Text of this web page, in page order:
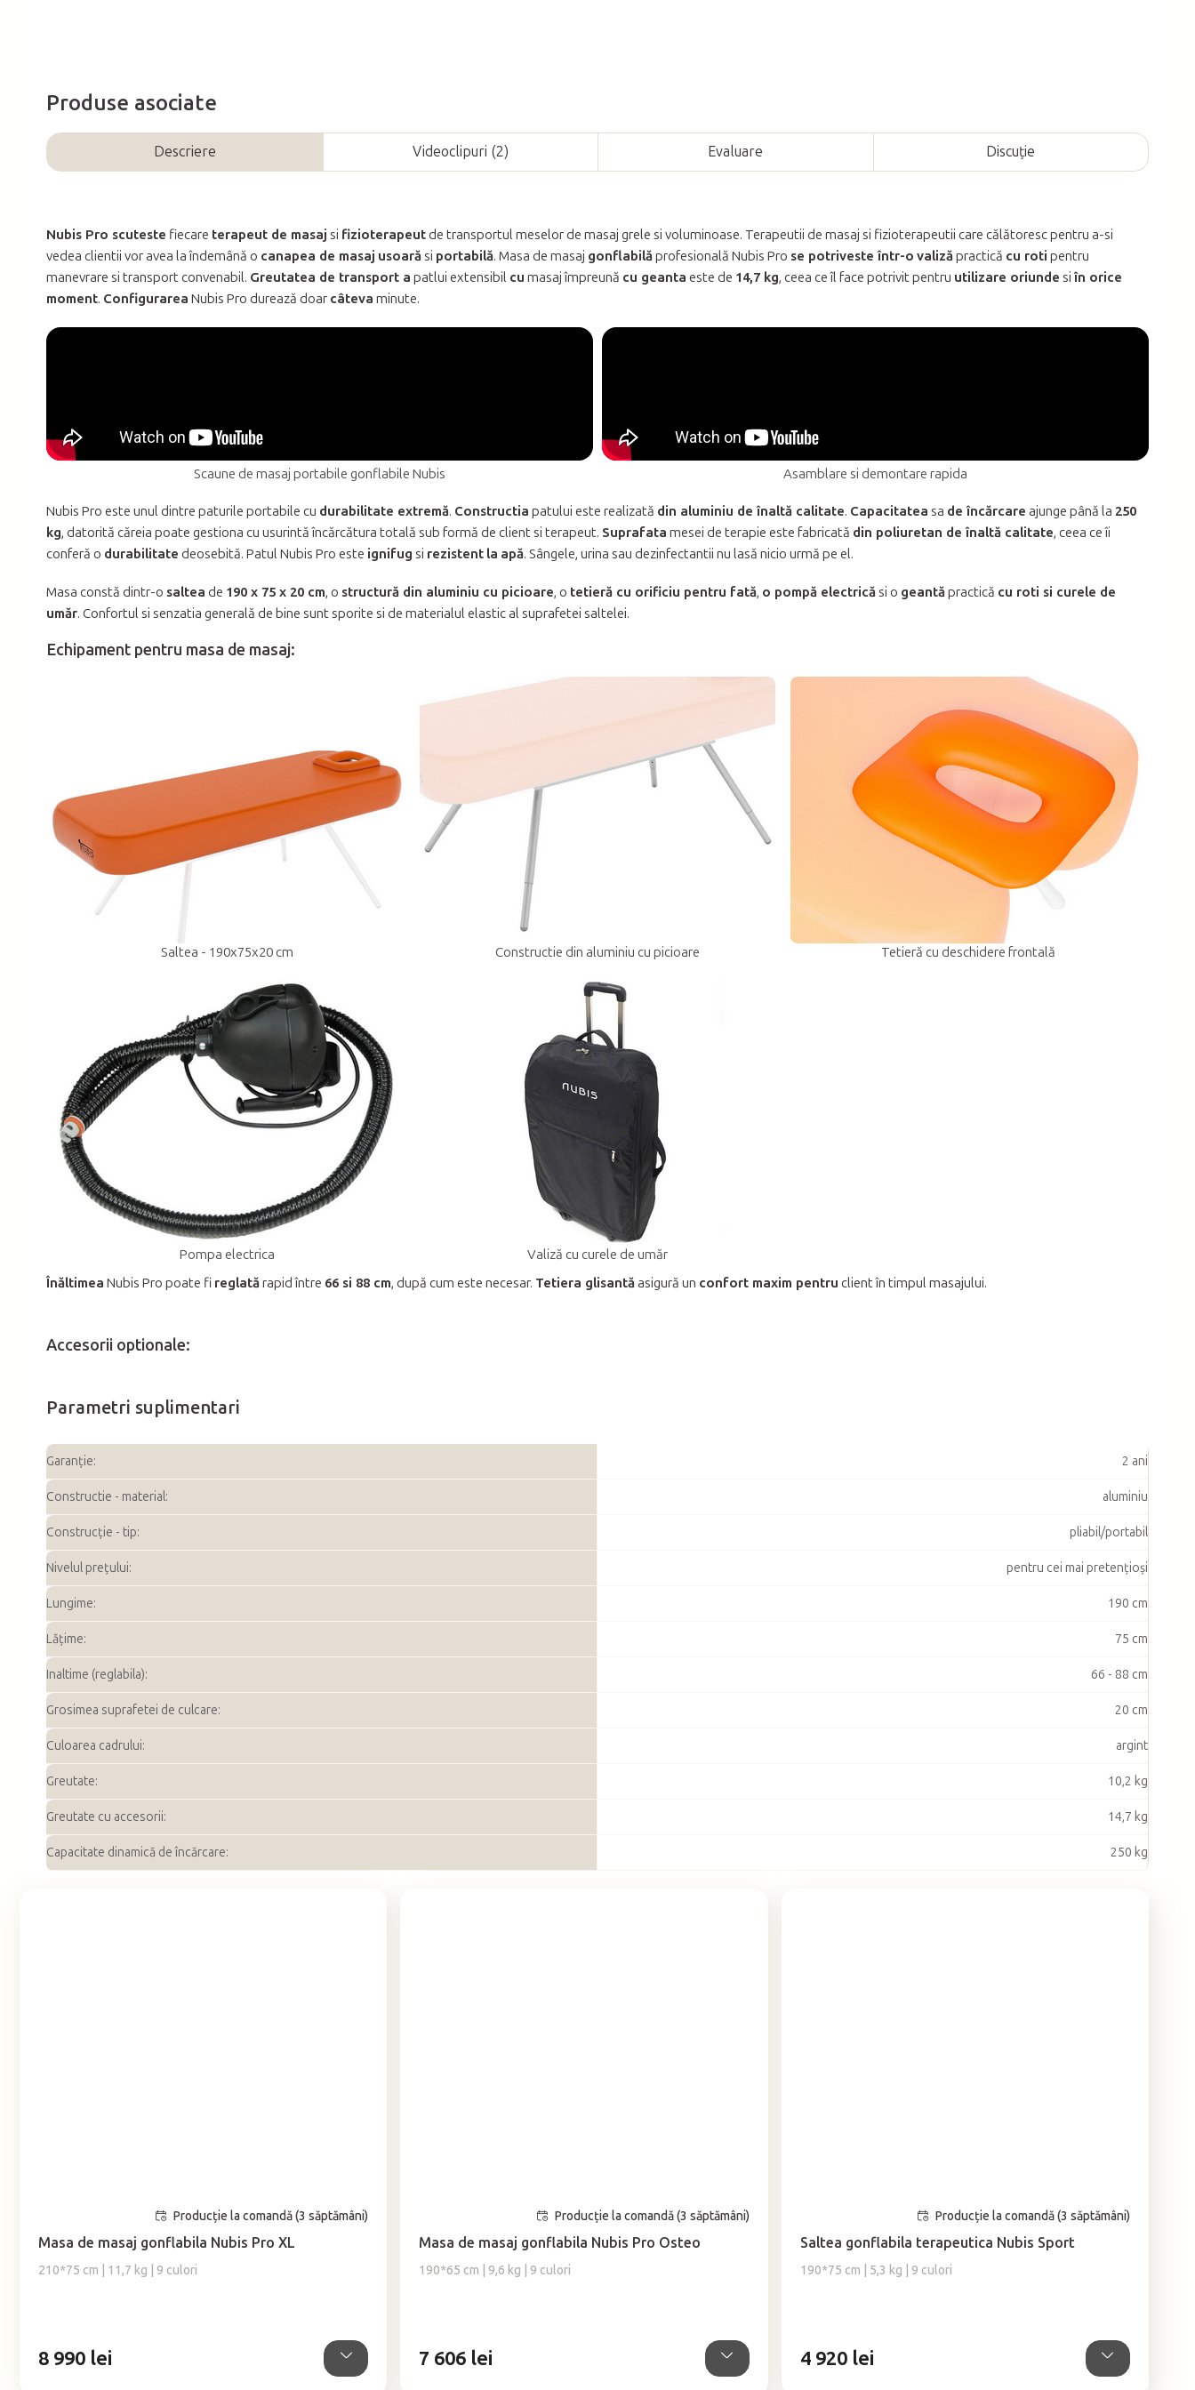
Produse asociate
Descriere Videoclipuri (2) Evaluare Discuţie
Nubis Pro scuteste fiecare terapeut de masaj si fizioterapeutde transportul meselor de masaj grele si voluminoase. Terapeutii de masaj si fizioterapeutii care călătoresc pentru a-si
vedea clientii vor avea la îndemână o canapea de masaj usoară si portabilă. Masa de masaj gonflabilăprofesională Nubis Pro se potriveste într-o valizăpractică cu roti pentru
manevrare si transport convenabil. Greutatea de transport a patlui extensibil cu masaj împreună cu geanta este de 14,7 kg, ceea ce îl face potrivit pentru utilizare oriunde si în orice
moment. Configurarea Nubis Pro durează doar câteva minute.
Scaune de masaj portabile gonflabile Nubis Asamblare si demontare rapida
Nubis Pro este unul dintre paturile portabile cu durabilitate extremă. Constructia patului este realizată din aluminiu de înaltă calitate. Capacitatea sa de încărcare ajunge până la 250
kg, datorită căreia poate gestiona cu usurintă încărcătura totală sub formă de client si terapeut. Suprafata mesei de terapie este fabricată din poliuretan de înaltă calitate, ceea ce îi
conferă o durabilitate deosebită. Patul Nubis Pro este ignifug si rezistent la apă. Sângele, urina sau dezinfectantii nu lasă nicio urmă pe el.
Masa constă dintr-o saltea de 190 x 75 x 20 cm, o structură din aluminiu cu picioare, o tetieră cu orificiu pentru fată, o pompă electrică si o geantăpractică cu roti si curele de
umăr. Confortul si senzatia generală de bine sunt sporite si de materialul elastic al suprafetei saltelei.
Echipament pentru masa de masaj:
Saltea - 190x75x20 cm Constructie din aluminiu cu picioare Tetieră cu deschidere frontală
Pompa electrica
Valiză cu curele de umăr
Înăltimea Nubis Pro poate fi reglatărapid între 66 si 88 cm, după cum este necesar. Tetiera glisantăasigură un confort maxim pentru client în timpul masajului.
Accesorii optionale:
Parametri suplimentari
Garanţie: 2 ani
Constructie - material: aluminiu
Construcție - tip: pliabil/portabil
Nivelul prețului: pentru cei mai pretențioși
Lungime: 190 cm
Lățime: 75 cm
Inaltime (reglabila): 66 - 88 cm
Grosimea suprafetei de culcare: 20 cm
Culoarea cadrului: argint
Greutate: 10,2 kg
Greutate cu accesorii: 14,7 kg
Capacitate dinamică de încărcare: 250 kg
Masa de masaj gonflabila Nubis Pro XL
210*75 cm | 11,7 kg | 9 culori
Producție la comandă (3 săptămâni)
8 990 lei
Masa de masaj gonflabila Nubis Pro Osteo
190*65 cm | 9,6 kg | 9 culori
Producție la comandă (3 săptămâni)
7 606 lei
Saltea gonflabila terapeutica Nubis Sport
190*75 cm | 5,3 kg | 9 culori
Producție la comandă (3 săptămâni)
4 920 lei